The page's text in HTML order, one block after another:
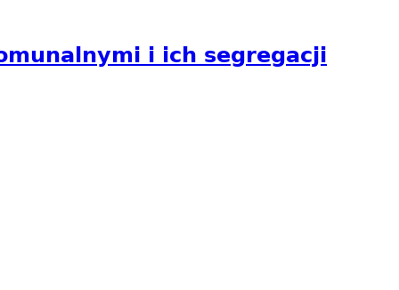
i ich segregacji